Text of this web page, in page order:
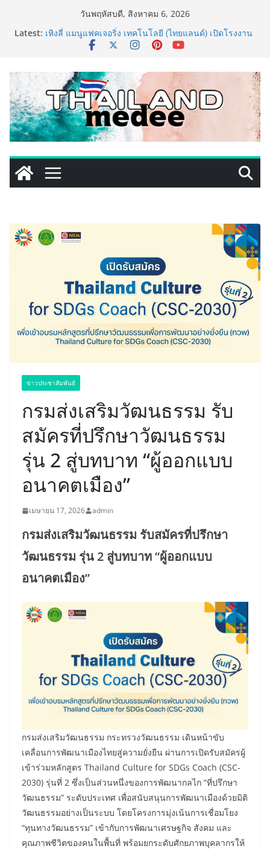
วันพฤหัสบดี, สิงหาคม 6, 2026
Latest:
ททท. ประกาศความสำเร็จ Village to the World Season
5 ผนึก 9 พันธมิตร ขับเคลื่อน ESG Tourism สืบสานพระ
ราชปณิธาน สร้างคุณค่าการท่องเที่ยวไทยอย่างยั่งยืน
แห่งใหม่ในชลบุรี เดินหน้าขยายฐานการผลิตสู่เอเชียตะวัน
ออกเฉียงใต้ เสริมแกร่งยุทธศาสตร์ระดับโลก
TECNO ประกาศทรานส์ฟอร์มจากเกมมิ่งโฟน สู่ไลฟ์สไตล์
แฟชั่นไอเท็ม เสิร์ฟใหญ่ปักหมุดแลนมาร์คใหม่กลางสถานี
MRT วาง POVA 8 Series จุดเริ่มต้นครั้งสำคัญ
ครั้งแรกของอุตสาหกรรมสีไทย นิปปอนเพนต์ผนึก 6 พันธ
มิตรโมเดิร์นเทรดชั้นนำ นำร่องเปิดตัว “NIPPON PAINT
WORRY FREE” โปรแกรมดูแลคุณภาพฟิล์มสีหลังการขาย
ยกระดับความมั่นใจลูกค้าด้วยผลิตภัณฑ์คุณภาพและ
บริการหลังการขายที่ครบวงจร
434 วันแห่งการรอคอย มูลนิธิ “เพจอีจัน” ส่งมอบ โรงเรียน
เปลี่ยนพื้นที่ว่างเปล่าให้กลายเป็นโรงเรียนแห่งความหวัง
ข่าวประชาสัมพันธ์
กรมส่งเสริมวัฒนธรรม รับ
สมัครที่ปรึกษาวัฒนธรรม
รุ่น 2 สู่บทบาท “ผู้ออกแบบ
อนาคตเมือง”
เมษายน 17, 2026 admin
กรมส่งเสริมวัฒนธรรม รับสมัครที่ปรึกษา
วัฒนธรรม รุ่น 2 สู่บทบาท “ผู้ออกแบบ
อนาคตเมือง”
กรมส่งเสริมวัฒนธรรม กระทรวงวัฒนธรรม เดินหน้าขับ
เคลื่อนการพัฒนาเมืองไทยสู่ความยั่งยืน ผ่านการเปิดรับสมัครผู้
เข้าร่วมหลักสูตร Thailand Culture for SDGs Coach (CSC-
2030) รุ่นที่ 2 ซึ่งเป็นส่วนหนึ่งของการพัฒนากลไก “ที่ปรึกษา
วัฒนธรรม” ระดับประเทศ เพื่อสนับสนุนการพัฒนาเมืองด้วยมิติ
วัฒนธรรมอย่างเป็นระบบ โดยโครงการมุ่งเน้นการเชื่อมโยง
“ทุนทางวัฒนธรรม” เข้ากับการพัฒนาเศรษฐกิจ สังคม และ
คุณภาพชีวิตของคนในพื้นที่ พร้อมยกระดับศักยภาพบุคลากรให้